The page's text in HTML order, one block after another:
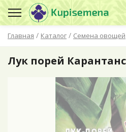
Главная / Каталог / Семена овощей
Лук порей